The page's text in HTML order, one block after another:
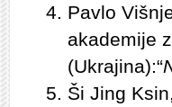
Pavlo
akademije
(Ukrajina):“
Ši Jing